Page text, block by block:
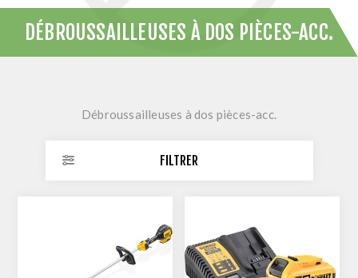
DÉBROUSSAILLEUSES À DOS PIÈCES-ACC.
Débroussailleuses à dos pièces-acc.
FILTRER